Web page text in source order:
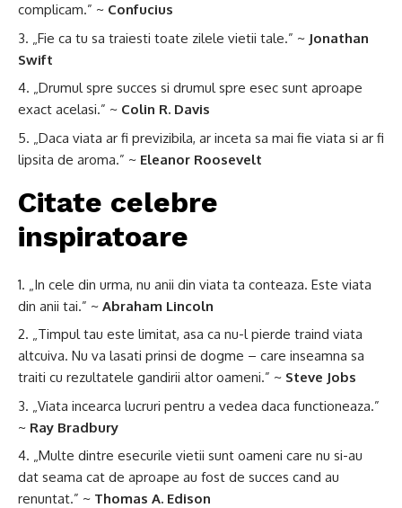
complicam.” ~ Confucius
„Fie ca tu sa traiesti toate zilele vietii tale.” ~ Jonathan
Swift
„Drumul spre succes si drumul spre esec sunt aproape
exact acelasi.” ~ Colin R. Davis
„Daca viata ar fi previzibila, ar inceta sa mai fie viata si ar fi
lipsita de aroma.” ~ Eleanor Roosevelt
Citate celebre
inspiratoare
„In cele din urma, nu anii din viata ta conteaza. Este viata
din anii tai.” ~ Abraham Lincoln
„Timpul tau este limitat, asa ca nu-l pierde traind viata
altcuiva. Nu va lasati prinsi de dogme – care inseamna sa
traiti cu rezultatele gandirii altor oameni.” ~ Steve Jobs
„Viata incearca lucruri pentru a vedea daca functioneaza.”
~ Ray Bradbury
„Multe dintre esecurile vietii sunt oameni care nu si-au
dat seama cat de aproape au fost de succes cand au
renuntat.” ~ Thomas A. Edison